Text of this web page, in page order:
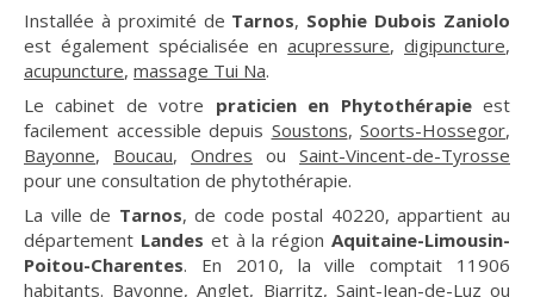
Installée à proximité de Tarnos, Sophie Dubois Zaniolo
est également spécialisée enacupressure,digipuncture,
acupuncture, massage Tui Na.
Le cabinet de votre praticien en Phytothérapieest
facilement accessible depuis Soustons, Soorts-Hossegor,
Bayonne, Boucau, Ondres ou Saint-Vincent-de-Tyrosse
pour une consultation de phytothérapie.
La ville de Tarnos, de code postal 40220, appartient au
département Landes et à la régionAquitaine-Limousin-
Poitou-Charentes. En 2010, la ville comptait 11906
habitants. Bayonne, Anglet, Biarritz, Saint-Jean-de-Luz ou